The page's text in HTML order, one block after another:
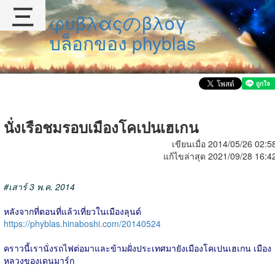
φυβλαςのβλογ
บล็อกของ phyblas
นั่งเรือชมรอบเมืองโคเปนเฮเกน
เขียนเมื่อ 2014/05/26
แก้ไขล่าสุด 2021/09/28
#เสาร์ 3 พ.ค. 2014
หลังจากที่ตอนที่แล้วเที่ยวในเมืองลุนด์
https://phyblas.hinaboshi.com/20140524
คราวนี้เรานั่งรถไฟต่อมาและข้ามฝั่งประเทศมายังเมืองโคเปนเฮเกน เมือง
หลวงของเดนมาร์ก
三